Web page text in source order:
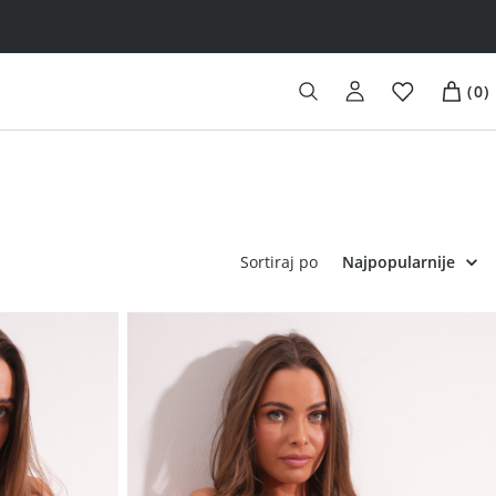
(0)
Sortiraj po Najpopularnije